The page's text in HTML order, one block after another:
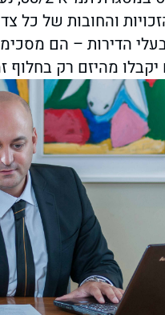
והחובות של כל
הדירות – הם
מהיזם רק בחלוף